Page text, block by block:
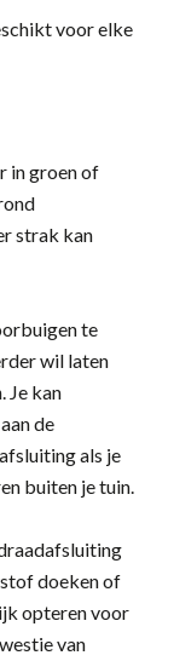
voor elke
in groen of
strak kan
te
wil laten
Je kan
de
als je
buiten je tuin.
doeken of
opteren voor
van